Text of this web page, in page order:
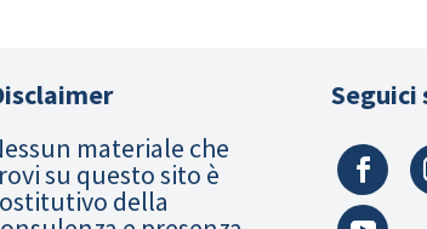
materiale che
su questo sito è
della
Seguici